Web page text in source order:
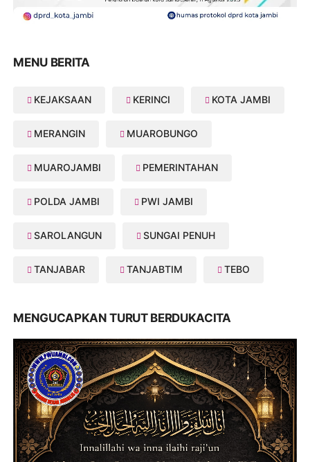
MENU BERITA
KEJAKSAAN KERINCI KOTA JAMBI
MERANGIN MUAROBUNGO
MUAROJAMBI PEMERINTAHAN
POLDA JAMBI PWI JAMBI
SAROLANGUN SUNGAI PENUH
TANJABAR TANJABTIM TEBO
MENGUCAPKAN TURUT BERDUKACITA